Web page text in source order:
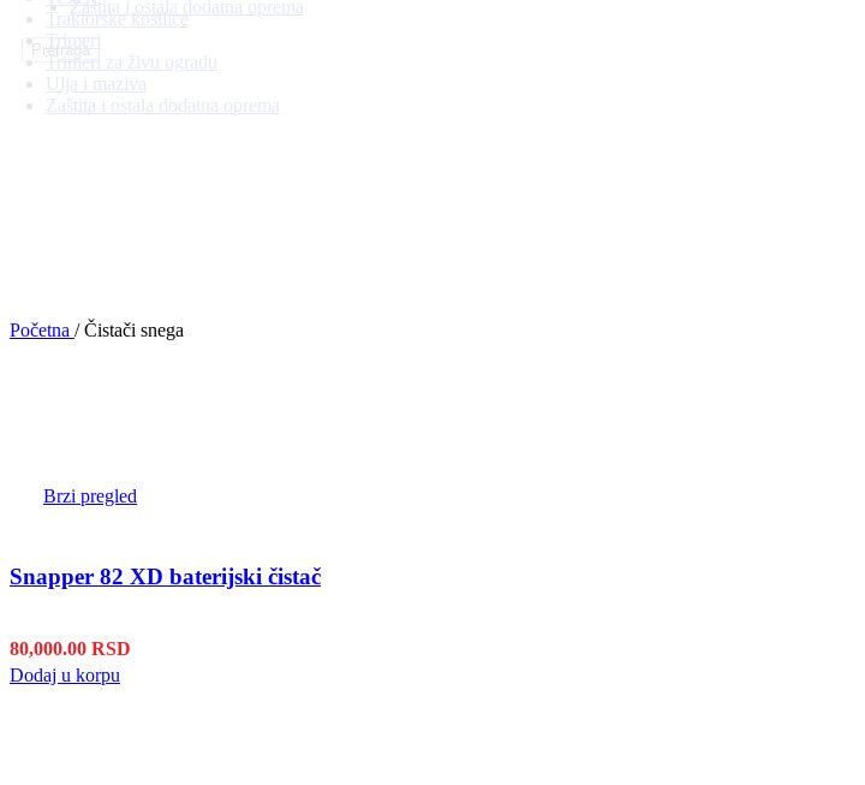
Zaštita i ostala dodatna oprema
Pretraga
Traktorske kosilice
Trimeri
Trimeri za živu ogradu
Ulja i maziva
Zaštita i ostala dodatna oprema
Početna / Čistači snega
Brzi pregled
Snapper 82 XD baterijski čistač
80,000.00 RSD
Dodaj u korpu